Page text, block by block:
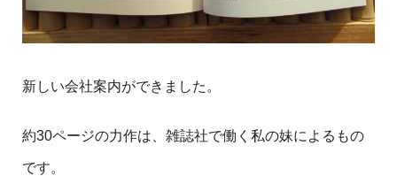
新しい会社案内ができました。
約30ページの力作は、雑誌社で働く私の妹によるもの
です。